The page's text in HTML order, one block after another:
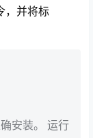
，并将标
安装。 运行